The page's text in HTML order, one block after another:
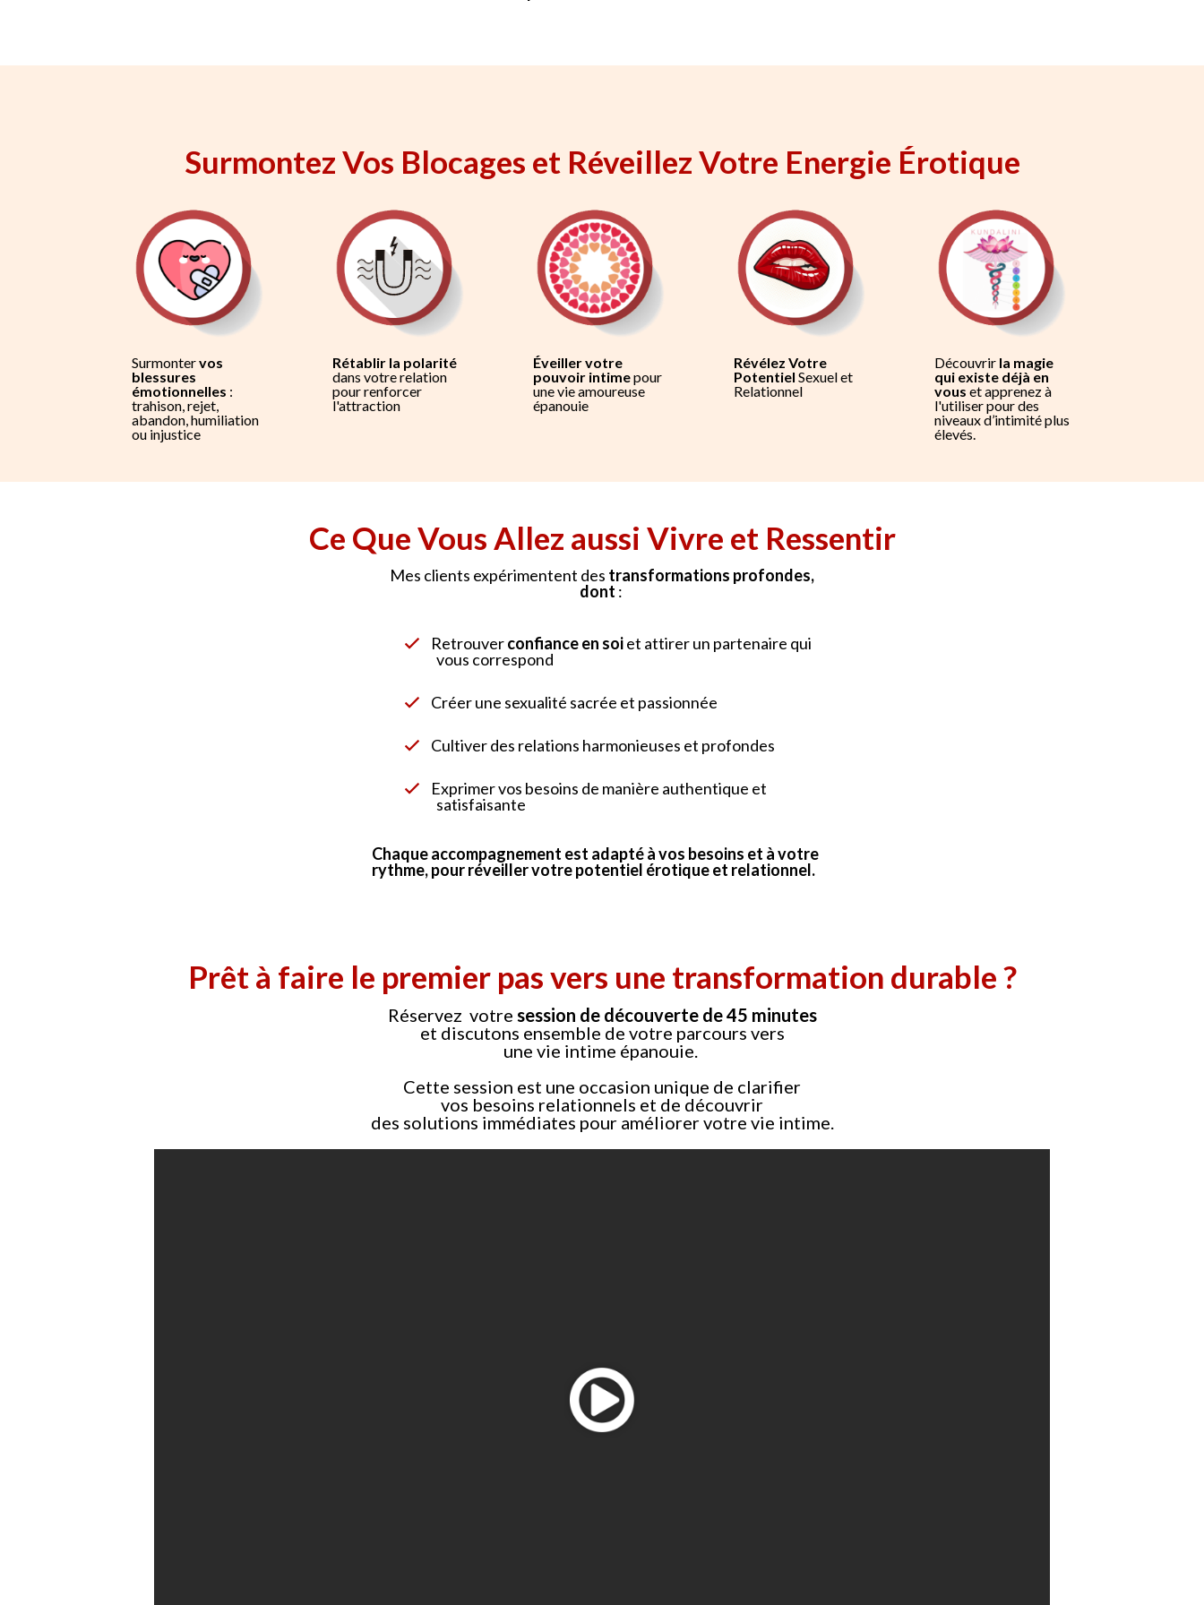
Surmontez Vos Blocages et Réveillez Votre Energie Érotique
Surmontervos
blessures
émotionnelles :
trahison, rejet,
abandon, humiliation
ou injustice
Rétablir la polarité
dans votre relation
pour renforcer
l'attraction
Éveiller votre
pouvoir intimepour
une vie amoureuse
épanouie
Révélez Votre
Potentiel Sexuel et
Relationnel
Découvrir la magie
qui existe déjà en
vous et apprenez à
l'utiliser pour des
niveaux d’intimité plus
élevés.
Ce Que Vous Allez aussi Vivre et Ressentir
Mes clients expérimentent des transformations profondes,
dont :
Retrouverconfiance en soiet attirer un partenaire qui
vous correspond
Créer une sexualité sacrée et passionnée
Cultiver des relations harmonieuses et profondes
Exprimer vos besoins de manière authentique et
satisfaisante
Chaque accompagnement est adapté à vos besoins et à votre
rythme, pour réveiller votre potentiel érotique et relationnel.
Prêt à faire le premier pas vers une transformation durable ?
Réservez votre session de découverte de 45 minutes
et discutons ensemble de votre parcours vers
une vie intime épanouie.
Cette session est une occasion unique de clarifier
vos besoins relationnels et de découvrir
des solutions immédiates pour améliorer votre vie intime.